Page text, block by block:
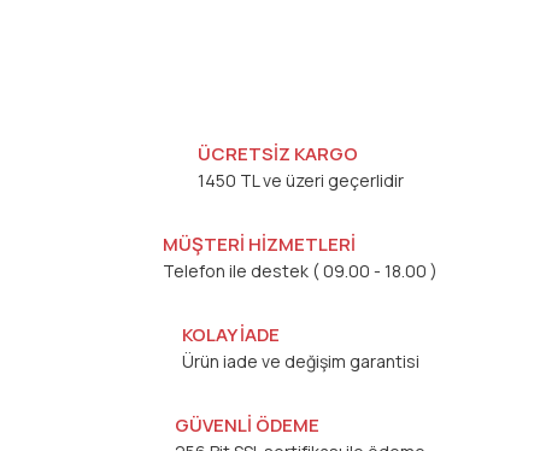
ÜCRETSİZ KARGO
1450 TL ve üzeri geçerlidir
MÜŞTERİ HİZMETLERİ
Telefon ile destek ( 09.00 - 18.00 )
KOLAY İADE
Ürün iade ve değişim garantisi
GÜVENLİ ÖDEME